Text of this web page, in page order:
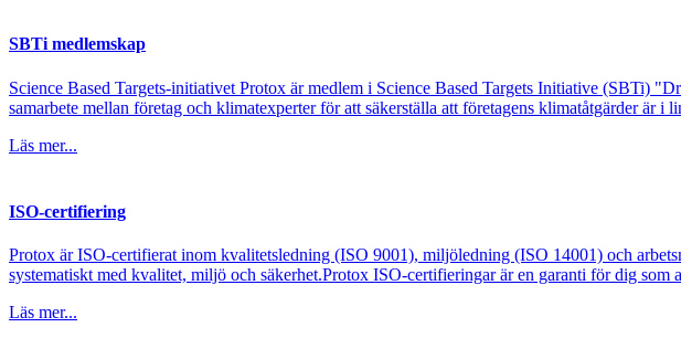
SBTi medlemskap
Science Based Targets-initiativet Protox är medlem i Science Based Targets Initiative (SBTi)
samarbete mellan företag och klimatexperter för att säkerställa att företagens klimatåtgärder är i
Läs mer...
ISO-certifiering
Protox är ISO-certifierat inom kvalitetsledning (ISO 9001), miljöledning (ISO 14001) och
systematiskt med kvalitet, miljö och säkerhet.Protox ISO-certifieringar är en garanti för dig som
Läs mer...